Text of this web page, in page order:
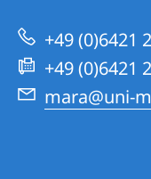
zur
Website
Academy
+49 (0)6421
+49 (0)6421
mara@uni-